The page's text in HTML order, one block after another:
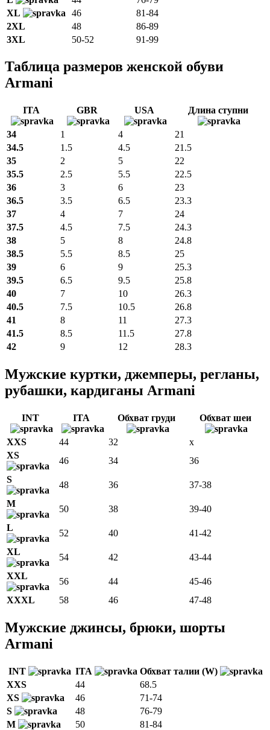
XL
46
81-84
2XL
48
86-89
3XL
50-52 91-99
Таблица размеров женской обуви
Armani
ITA GBR USA Длина ступни
34 1 4
21
34.5
1.5 4.5
21.5
35
2 5
22
35.5
2.5 5.5
22.5
36
3 6
23
36.5
3.5 6.5
23.3
37
4 7
24
37.5
4.5 7.5
24.3
38
5 8
24.8
38.5
5.5 8.5
25
39
6 9
25.3
39.5
6.5 9.5
25.8
40
7 10
26.3
40.5
7.5 10.5
26.8
41
8 11
27.3
41.5
8.5 11.5
27.8
42
9 12 28.3
Мужские куртки, джемперы, регланы,
рубашки, кардиганы Armani
INT ITA Обхват груди Обхват шеи
XXS 44 32
x
XS
46 34
36
S
48 36
37-38
M
50 38
39-40
L
52 40
41-42
XL
54 42
43-44
XXL
56 44
45-46
XXXL
58 46 47-48
Мужские джинсы, брюки, шорты
Armani
INT ITA
Обхват талии (W)
XXS
44
68.5
XS
46
71-74
S
48
76-79
M
50
81-84